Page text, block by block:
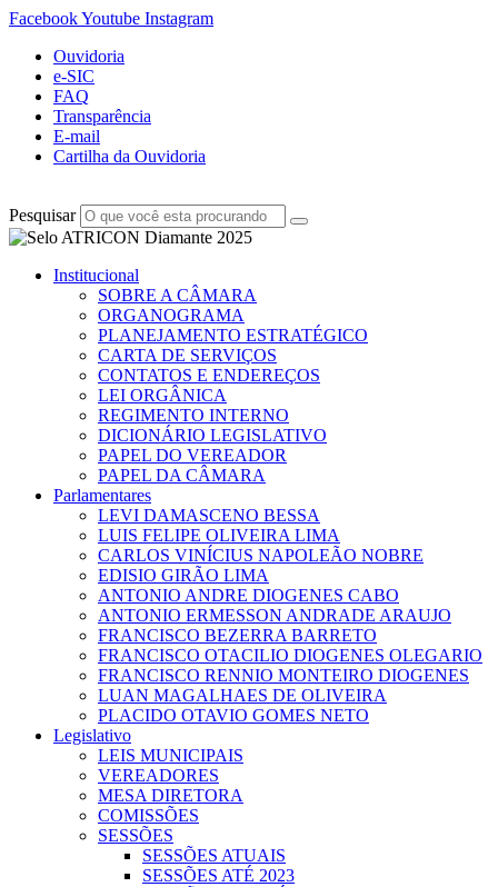
FacebookYoutube Instagram
Ouvidoria
e-SIC
FAQ
Transparência
E-mail
Cartilha da Ouvidoria
Pesquisar
Institucional
SOBRE A CÂMARA
ORGANOGRAMA
PLANEJAMENTO ESTRATÉGICO
CARTA DE SERVIÇOS
CONTATOS E ENDEREÇOS
LEI ORGÂNICA
REGIMENTO INTERNO
DICIONÁRIO LEGISLATIVO
PAPEL DO VEREADOR
PAPEL DA CÂMARA
Parlamentares
LEVI DAMASCENO BESSA
LUIS FELIPE OLIVEIRA LIMA
CARLOS VINÍCIUS NAPOLEÃO NOBRE
EDISIO GIRÃO LIMA
ANTONIO ANDRE DIOGENES CABO
ANTONIO ERMESSON ANDRADE ARAUJO
FRANCISCO BEZERRA BARRETO
FRANCISCO OTACILIO DIOGENES OLEGARIO
FRANCISCO RENNIO MONTEIRO DIOGENES
LUAN MAGALHAES DE OLIVEIRA
PLACIDO OTAVIO GOMES NETO
Legislativo
LEIS MUNICIPAIS
VEREADORES
MESA DIRETORA
COMISSÕES
SESSÕES
SESSÕES ATUAIS
SESSÕES ATÉ 2023